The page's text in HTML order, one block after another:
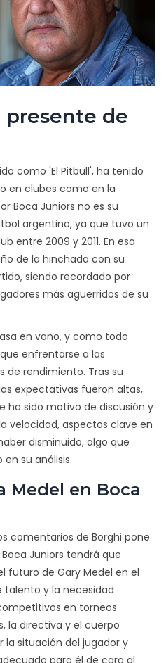
presente de
como 'El Pitbull', ha tenido
en clubes como en la
Boca Juniors no es su
argentino, ya que tuvo un
entre 2009 y 2011. En esa
de la hinchada con su
siendo recordado por
más aguerridos de su
en vano, y como todo
enfrentarse a las
de rendimiento. Tras su
expectativas fueron altas,
ha sido motivo de discusión y
velocidad, aspectos clave en
disminuido, algo que
su análisis.
Medel en Boca
comentarios de Borghi pone
Juniors tendrá que
futuro de Gary Medel en el
talento y la necesidad
en torneos
la directiva y el cuerpo
situación del jugador y